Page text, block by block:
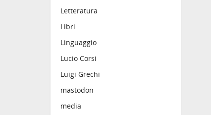
Letteratura
Libri
Linguaggio
Lucio Corsi
Luigi Grechi
mastodon
media